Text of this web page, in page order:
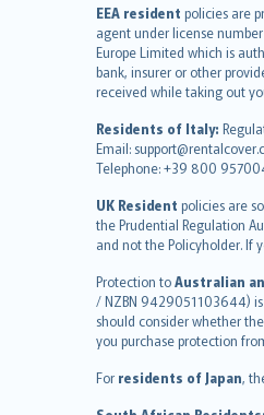
EEA resident policies are
agent under license
Europe Limited which is
bank, insurer or other
received while taking out
Residents of Italy:
Email:
Telephone: +39 800
UK Resident policies are
the Prudential Regulation
and not the Policyholder. If
Protection toAustralian
/ NZBN 9429051103644) is
should consider whether
you purchase protection
For residents of Japan,
English (UK)
English (US)
Deutsch
français
Nederlands
español
italiano
简体中文
繁體中文
Português
polski
עברית
Português
svenska
日本語
한국어